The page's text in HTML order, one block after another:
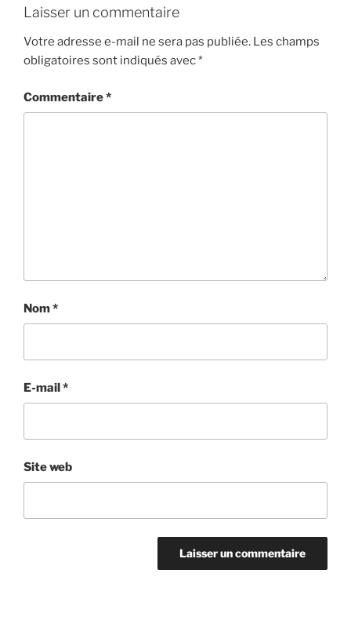
Laisser un commentaire
Votre adresse e-mail ne sera pas publiée. Les champs
obligatoires sont indiqués avec*
Commentaire*
Nom*
E-mail*
Site web